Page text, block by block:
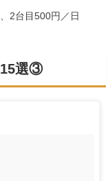
2台目500円／日
15選③